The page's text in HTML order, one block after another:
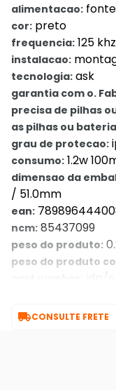
alimentacao:
cor: preto
frequencia: 125 khz
instalacao:
tecnologia: ask
garantia com o.
precisa de pilhas
as pilhas ou
grau de protecao:
consumo: 1.2w
dimensao da
/ 51.0mm
ean:
ncm: 85437099
peso do produto:
peso do produto
idp/
CONSULTE FRETE